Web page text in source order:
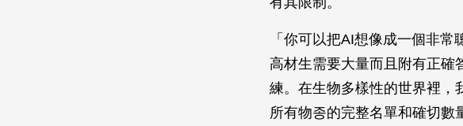
「你可以把AI想像成一個非
高材生需要大量而且附有正確
練。在生物多樣性的世界裡，
所有物종的完整名單和確切數